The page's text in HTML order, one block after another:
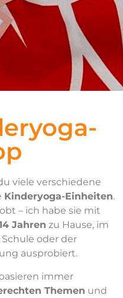
viele verschiedene
Kinderyoga-Einheiten.
– ich habe sie mit
Jahren zu Hause, im
oder der
ausprobiert.
immer
Themen und